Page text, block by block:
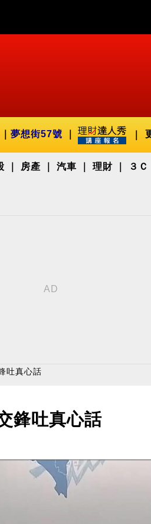
夢想街57號
房產 汽車 理財 ３Ｃ
吐真心話
鋒吐真心話